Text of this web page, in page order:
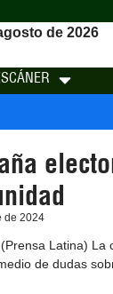
de 2026
de 2024
Latina) La
de dudas